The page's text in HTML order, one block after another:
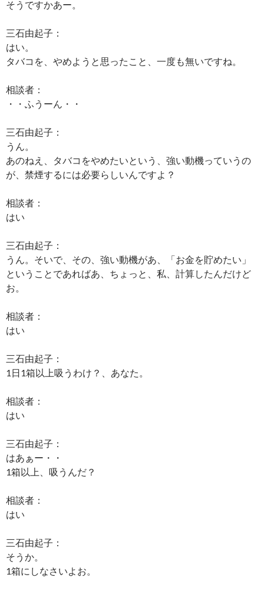
そうですかあー。
三石由起子：
はい。
タバコを、やめようと思ったこと、一度も無いですね。
相談者：
・・ふうーん・・
三石由起子：
うん。
あのねえ、タバコをやめたいという、強い動機っていうの
が、禁煙するには必要らしいんですよ？
相談者：
はい
三石由起子：
うん。そいで、その、強い動機があ、「お金を貯めたい」
ということであればあ、ちょっと、私、計算したんだけど
お。
相談者：
はい
三石由起子：
1日1箱以上吸うわけ？、あなた。
相談者：
はい
三石由起子：
はあぁー・・
1箱以上、吸うんだ？
相談者：
はい
三石由起子：
そうか。
1箱にしなさいよお。